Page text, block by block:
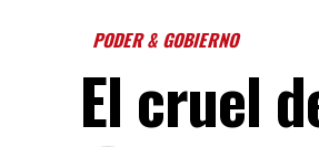
PODER & GOBIERNO
El cruel